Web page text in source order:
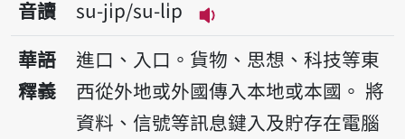
音讀
su-ji̍p/su-li̍p
播放音讀su-ji̍p/su-li̍p
華語
釋義
進口、入口。貨物、思想、科技等東
西從外地或外國傳入本地或本國。 將
資料、信號等訊息鍵入及貯存在電腦